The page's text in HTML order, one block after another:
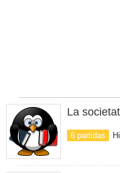
La
6 partidas